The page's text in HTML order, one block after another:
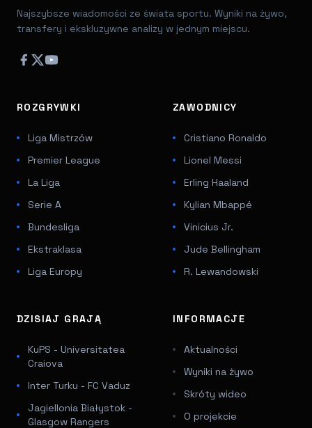
Najszybsze wiadomości ze świata sportu. Wyniki na żywo,
transfery i ekskluzywne analizy w jednym miejscu.
ROZGRYWKI
Liga Mistrzów
Premier League
La Liga
Serie A
Bundesliga
Ekstraklasa
Liga Europy
ZAWODNICY
Cristiano Ronaldo
Lionel Messi
Erling Haaland
Kylian Mbappé
Vinicius Jr.
Jude Bellingham
R. Lewandowski
DZISIAJ GRAJĄ
KuPS - Universitatea
Craiova
Inter Turku - FC Vaduz
Jagiellonia Białystok -
Glasgow Rangers
INFORMACJE
Aktualności
Wyniki na żywo
Skróty wideo
O projekcie